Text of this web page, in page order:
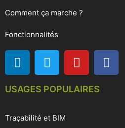
Comment ça marche ?
Fonctionnalités
USAGES POPULAIRES
Traçabilité et BIM